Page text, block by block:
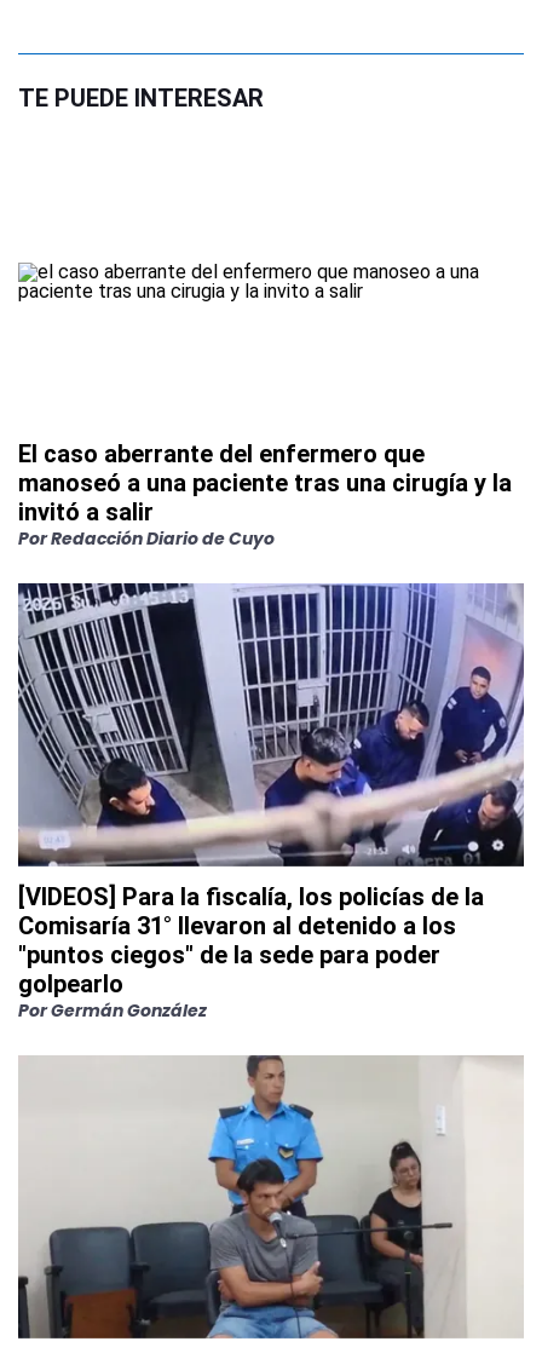
TE PUEDE INTERESAR
El caso aberrante del enfermero que
manoseó a una paciente tras una cirugía y la
invitó a salir
PorRedacción Diario de Cuyo
[VIDEOS] Para la fiscalía, los policías de la
Comisaría 31° llevaron al detenido a los
"puntos ciegos" de la sede para poder
golpearlo
PorGermán González